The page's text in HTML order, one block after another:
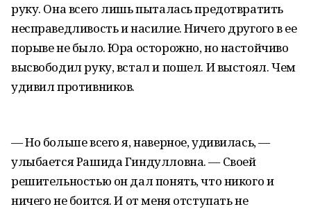
руку. Она всего лишь пыталась предотвратить
несправедливость и насилие. Ничего другого в ее
порыве не было. Юра осторожно, но настойчиво
высвободил руку, встал и пошел. И выстоял. Чем
удивил противников.
— Но больше всего я, наверное, удивилась, —
улыбается Рашида Гиндулловна. — Своей
решительностью он дал понять, что никого и
ничего не боится. И от меня отступать не